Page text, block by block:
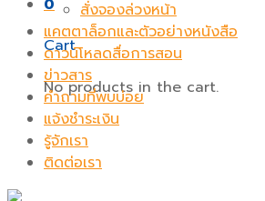
0
Cart
No products in the cart.
สั่งจองล่วงหน้า
แคตตาล็อกและตัวอย่างหนังสือ
ดาวน์โหลดสื่อการสอน
ข่าวสาร
คำถามที่พบบ่อย
แจ้งชำระเงิน
รู้จักเรา
ติดต่อเรา